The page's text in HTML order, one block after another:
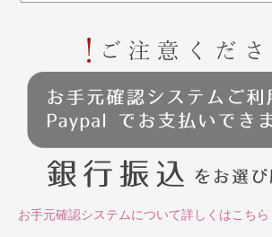
お手元確認システムについて詳しくはこちら